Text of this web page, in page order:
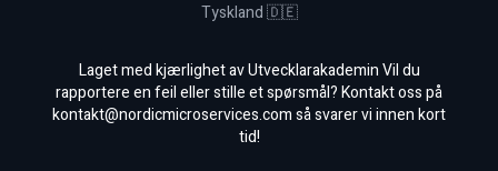
Tyskland 🇩🇪
Laget med kjærlighet av Utvecklarakademin Vil du
rapportere en feil eller stille et spørsmål? Kontakt oss på
kontakt@nordicmicroservices.comså svarer vi innen kort
tid!